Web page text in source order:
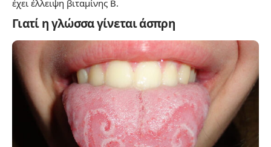
έχει έλλειψη βιταμίνης Β.
Γιατί η γλώσσα γίνεται άσπρη